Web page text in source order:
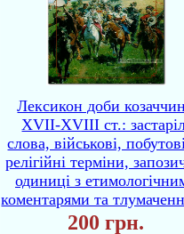
Лексикон доби
XVII-XVIII ст.:
слова, військові,
релігійні терміни,
одиниці з
коментарями та
200 грн.